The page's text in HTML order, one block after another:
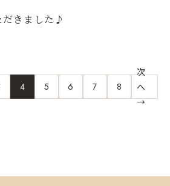
だきました♪
4 5 6 7 8
次
へ
→